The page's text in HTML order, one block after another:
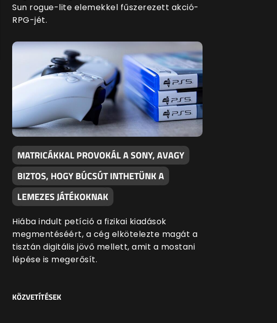
Sun rogue-lite elemekkel fűszerezett akció-
RPG-jét.
MATRICÁKKAL PROVOKÁL A SONY, AVAGY
BIZTOS, HOGY BÚCSÚT INTHETÜNK A
LEMEZES JÁTÉKOKNAK
Hiába indult petíció a fizikai kiadások
megmentéséért, a cég elkötelezte magát a
tisztán digitális jövő mellett, amit a mostani
lépése is megerősít.
KÖZVETÍTÉSEK